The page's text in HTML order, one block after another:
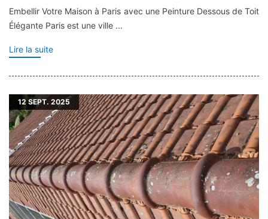
Embellir Votre Maison à Paris avec une Peinture Dessous de Toit
Élégante Paris est une ville ...
Lire la suite
12 SEPT. 2025